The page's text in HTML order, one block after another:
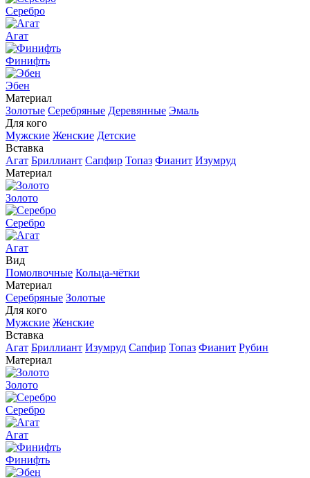
Серебро
Агат
Финифть
Эбен
Материал
Золотые Серебряные Деревянные Эмаль
Для кого
Мужские Женские Детские
Вставка
Агат Бриллиант Сапфир Топаз Фианит Изумруд
Материал
Золото
Серебро
Агат
Вид
Помолвочные Кольца-чётки
Материал
Серебряные Золотые
Для кого
Мужские Женские
Вставка
Агат Бриллиант Изумруд Сапфир Топаз Фианит Рубин
Материал
Золото
Серебро
Агат
Финифть